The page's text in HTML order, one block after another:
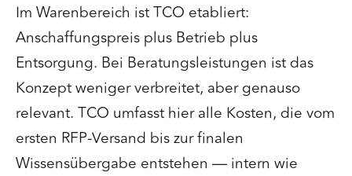
Im Warenbereich ist TCO etabliert:
Anschaffungspreis plus Betrieb plus
Entsorgung. Bei Beratungsleistungen ist das
Konzept weniger verbreitet, aber genauso
relevant. TCO umfasst hier alle Kosten, die vom
ersten RFP-Versand bis zur finalen
Wissensübergabe entstehen — intern wie